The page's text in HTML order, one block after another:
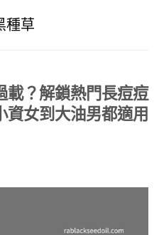
種草
載？解鎖熱門長痘痘
資女到大油男都適用